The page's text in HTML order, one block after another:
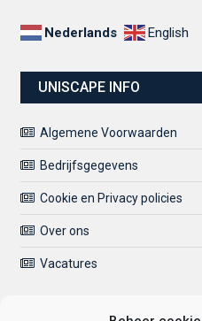
Nederlands English
UNISCAPE INFO
Algemene Voorwaarden
Bedrijfsgegevens
Cookie en Privacy policies
Over ons
Vacatures